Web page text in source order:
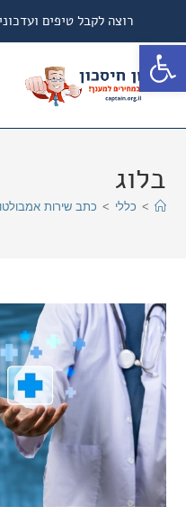
רוצה לקבל טיפים
בלוג
> כללי > כתב שירות
פתח סרגל